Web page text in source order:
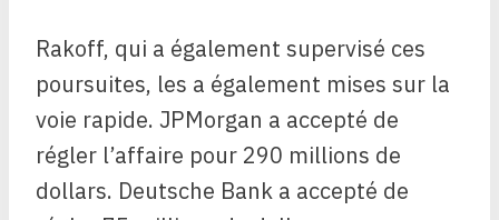
Rakoff, qui a également supervisé ces
poursuites, les a également mises sur la
voie rapide. JPMorgan a accepté de
régler l’affaire pour 290 millions de
dollars. Deutsche Bank a accepté de